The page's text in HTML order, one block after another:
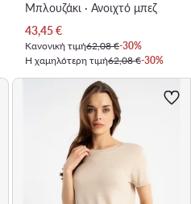
Μπλουζάκι · Ανοιχτό μπεζ
Τρέχουσα τιμή
43,45€
Κανονική τιμή62,08 €-30%
Η χαμηλότερη τιμή62,08 €-30%